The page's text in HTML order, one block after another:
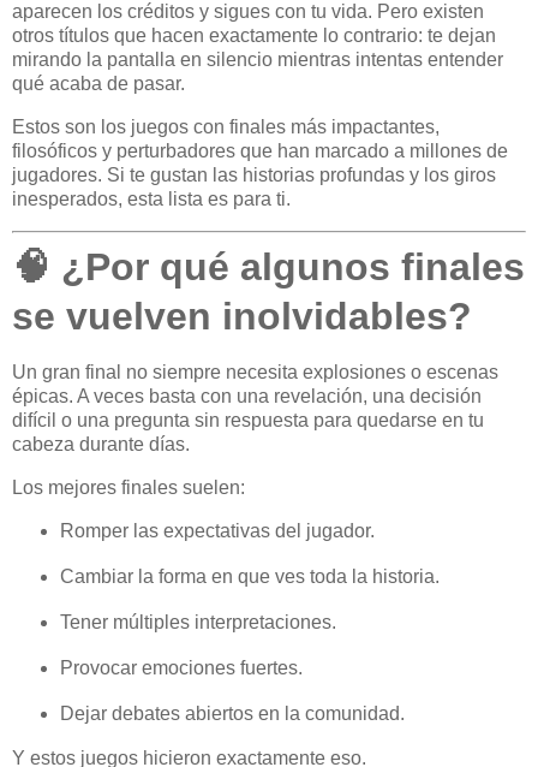
aparecen los créditos y sigues con tu vida. Pero existen
otros títulos que hacen exactamente lo contrario: te dejan
mirando la pantalla en silencio mientras intentas entender
qué acaba de pasar.
Estos son los juegos con finales más impactantes,
filosóficos y perturbadores que han marcado a millones de
jugadores. Si te gustan las historias profundas y los giros
inesperados, esta lista es para ti.
🧠 ¿Por qué algunos finales
se vuelven inolvidables?
Un gran final no siempre necesita explosiones o escenas
épicas. A veces basta con una revelación, una decisión
difícil o una pregunta sin respuesta para quedarse en tu
cabeza durante días.
Los mejores finales suelen:
Romper las expectativas del jugador.
Cambiar la forma en que ves toda la historia.
Tener múltiples interpretaciones.
Provocar emociones fuertes.
Dejar debates abiertos en la comunidad.
Y estos juegos hicieron exactamente eso.